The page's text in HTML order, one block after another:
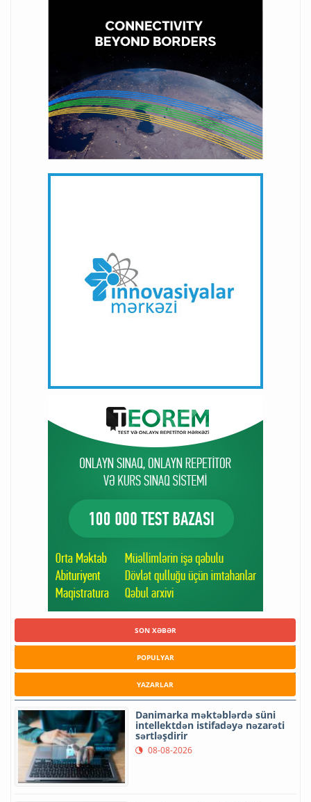
SON XƏBƏR
POPULYAR
YAZARLAR
Danimarka məktəblərdə süni
intellektdən istifadəyə nəzarəti
sərtləşdirir
08-08-2026